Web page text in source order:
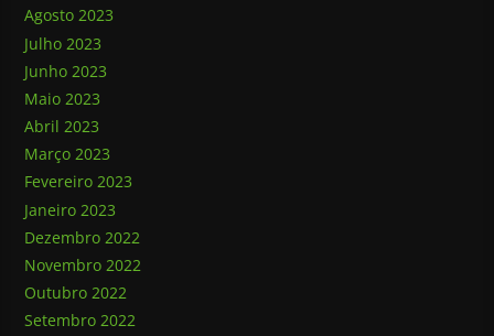
Agosto 2023
Julho 2023
Junho 2023
Maio 2023
Abril 2023
Março 2023
Fevereiro 2023
Janeiro 2023
Dezembro 2022
Novembro 2022
Outubro 2022
Setembro 2022